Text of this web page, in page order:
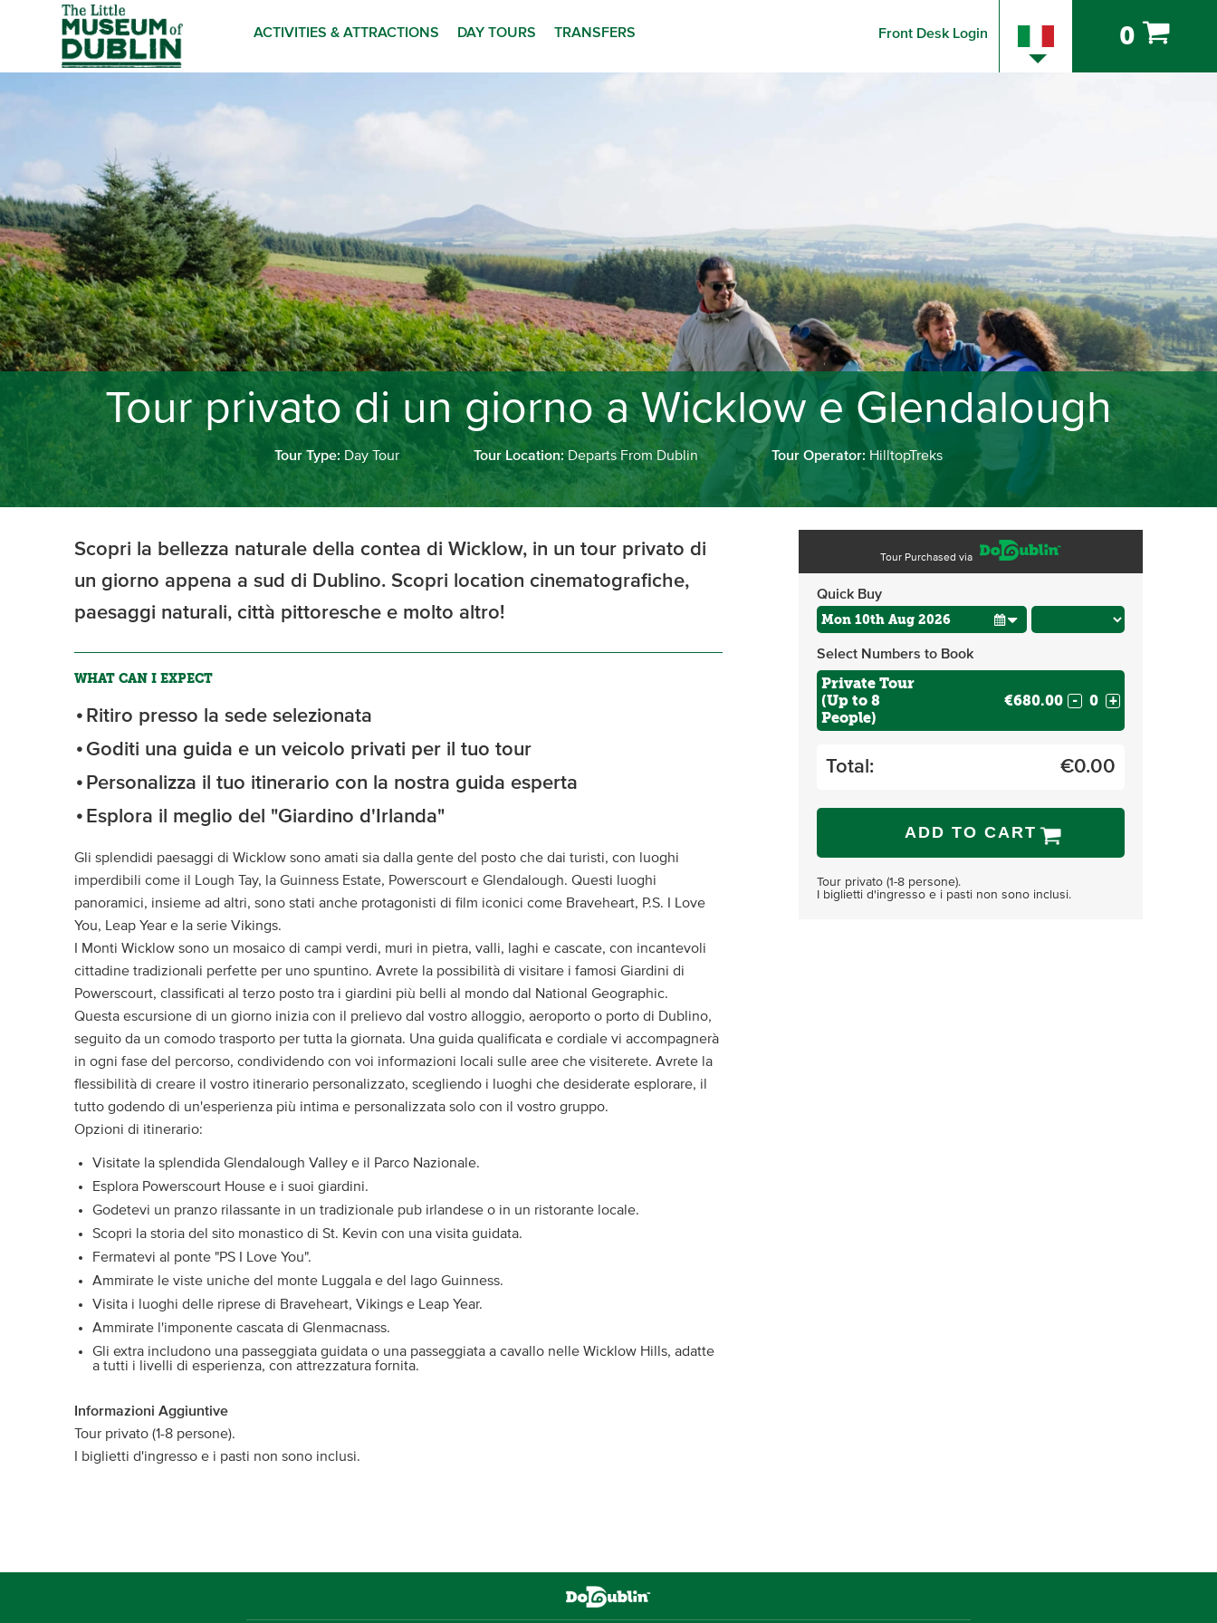
ACTIVITIES & ATTRACTIONS DAY TOURS TRANSFERS Front Desk Login 0
Tour privato di un giorno a Wicklow e Glendalough
Tour Type: Day Tour Tour Location:Departs From Dublin Tour Operator: HilltopTreks
Scopri la bellezza naturale della contea di Wicklow, in un tour privato di
un giorno appena a sud di Dublino. Scopri location cinematografiche,
paesaggi naturali, città pittoresche e molto altro!
WHAT CAN I EXPECT
Ritiro presso la sede selezionata
Goditi una guida e un veicolo privati per il tuo tour
Personalizza il tuo itinerario con la nostra guida esperta
Esplora il meglio del "Giardino d'Irlanda"
Gli splendidi paesaggi di Wicklow sono amati sia dalla gente del posto che dai turisti, con luoghi
imperdibili come il Lough Tay, la Guinness Estate, Powerscourt e Glendalough. Questi luoghi
panoramici, insieme ad altri, sono stati anche protagonisti di film iconici come Braveheart, P.S. I Love
You, Leap Year e la serie Vikings.
I Monti Wicklow sono un mosaico di campi verdi, muri in pietra, valli, laghi e cascate, con incantevoli
cittadine tradizionali perfette per uno spuntino. Avrete la possibilità di visitare i famosi Giardini di
Powerscourt, classificati al terzo posto tra i giardini più belli al mondo dal National Geographic.
Questa escursione di un giorno inizia con il prelievo dal vostro alloggio, aeroporto o porto di Dublino,
seguito da un comodo trasporto per tutta la giornata. Una guida qualificata e cordiale vi accompagnerà
in ogni fase del percorso, condividendo con voi informazioni locali sulle aree che visiterete. Avrete la
flessibilità di creare il vostro itinerario personalizzato, scegliendo i luoghi che desiderate esplorare, il
tutto godendo di un'esperienza più intima e personalizzata solo con il vostro gruppo.
Opzioni di itinerario:
Visitate la splendida Glendalough Valley e il Parco Nazionale.
Esplora Powerscourt House e i suoi giardini.
Godetevi un pranzo rilassante in un tradizionale pub irlandese o in un ristorante locale.
Scopri la storia del sito monastico di St. Kevin con una visita guidata.
Fermatevi al ponte "PS I Love You".
Ammirate le viste uniche del monte Luggala e del lago Guinness.
Visita i luoghi delle riprese di Braveheart, Vikings e Leap Year.
Ammirate l'imponente cascata di Glenmacnass.
Gli extra includono una passeggiata guidata o una passeggiata a cavallo nelle Wicklow Hills, adatte
a tutti i livelli di esperienza, con attrezzatura fornita.
Informazioni Aggiuntive
Tour privato (1-8 persone).
I biglietti d'ingresso e i pasti non sono inclusi.
Tour Purchased via
Quick Buy
Select Numbers to Book
Private Tour
(Up to 8
People)
€680.00 - +
Total: €0.00
ADD TO CART
Tour privato (1-8 persone).
I biglietti d'ingresso e i pasti non sono inclusi.